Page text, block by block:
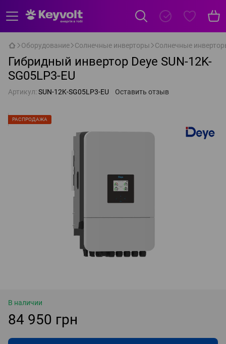
Оборудование Солнечные инверторы Солнечные
Гибридный инвертор Deye SUN-12K-
SG05LP3-EU
Артикул: SUN-12K-SG05LP3-EU Оставить отзыв
РАСПРОДАЖА
В наличии
84 950 грн